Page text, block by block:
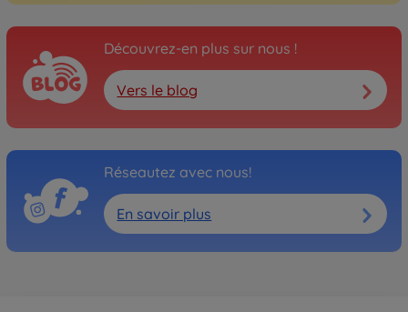
Découvrez-en plus sur nous !
Vers le blog
Réseautez avec nous!
En savoir plus